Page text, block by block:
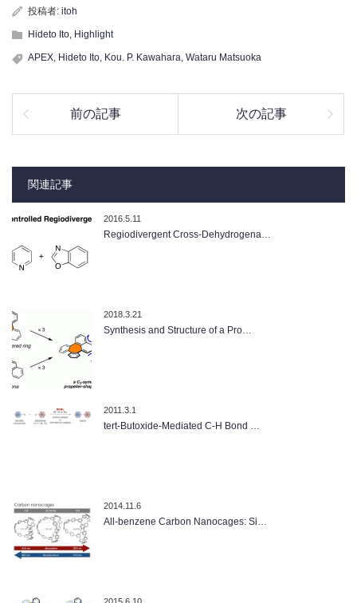
投稿者: itoh
Hideto Ito, Highlight
APEX, Hideto Ito, Kou. P. Kawahara, Wataru Matsuoka
前の記事 次の記事
関連記事
2016.5.11
Regiodivergent Cross-Dehydrogena…
2018.3.21
Synthesis and Structure of a Pro…
2011.3.1
tert-Butoxide-Mediated C-H Bond …
2014.11.6
All-benzene Carbon Nanocages: Si…